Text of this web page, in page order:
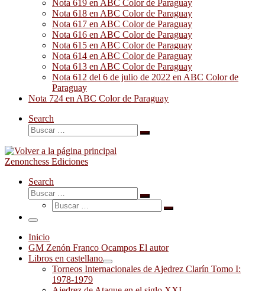
Nota 619 en ABC Color de Paraguay
Nota 618 en ABC Color de Paraguay
Nota 617 en ABC Color de Paraguay
Nota 616 en ABC Color de Paraguay
Nota 615 en ABC Color de Paraguay
Nota 614 en ABC Color de Paraguay
Nota 613 en ABC Color de Paraguay
Nota 612 del 6 de julio de 2022 en ABC Color de
Paraguay
Nota 724 en ABC Color de Paraguay
Search
Buscar
Buscar
Zenonchess Ediciones
Search
Buscar
Buscar
Buscar
Buscar
Menú
Inicio
GM Zenón Franco Ocampos El autor
Libros en castellano
Torneos Internacionales de Ajedrez Clarín Tomo I:
1978-1979